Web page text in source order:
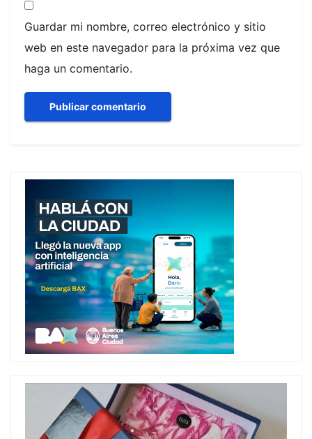
Guardar mi nombre, correo electrónico y sitio
web en este navegador para la próxima vez que
haga un comentario.